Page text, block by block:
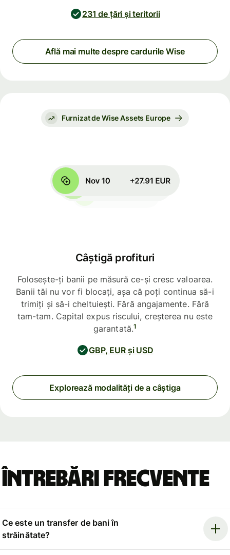
231 de țări și teritorii
Află mai multe despre cardurile Wise
Furnizat de Wise Assets Europe
Câștigă profituri
Folosește-ți banii pe măsură ce-și cresc valoarea.
Banii tăi nu vor fi blocați, așa că poți continua să-i
trimiți și să-i cheltuiești. Fără angajamente. Fără
tam-tam. Capital expus riscului, creșterea nu este
garantată.1
GBP, EUR și USD
Explorează modalități de a câștiga
Întrebări frecvente
Ce este un transfer de bani în
străinătate?